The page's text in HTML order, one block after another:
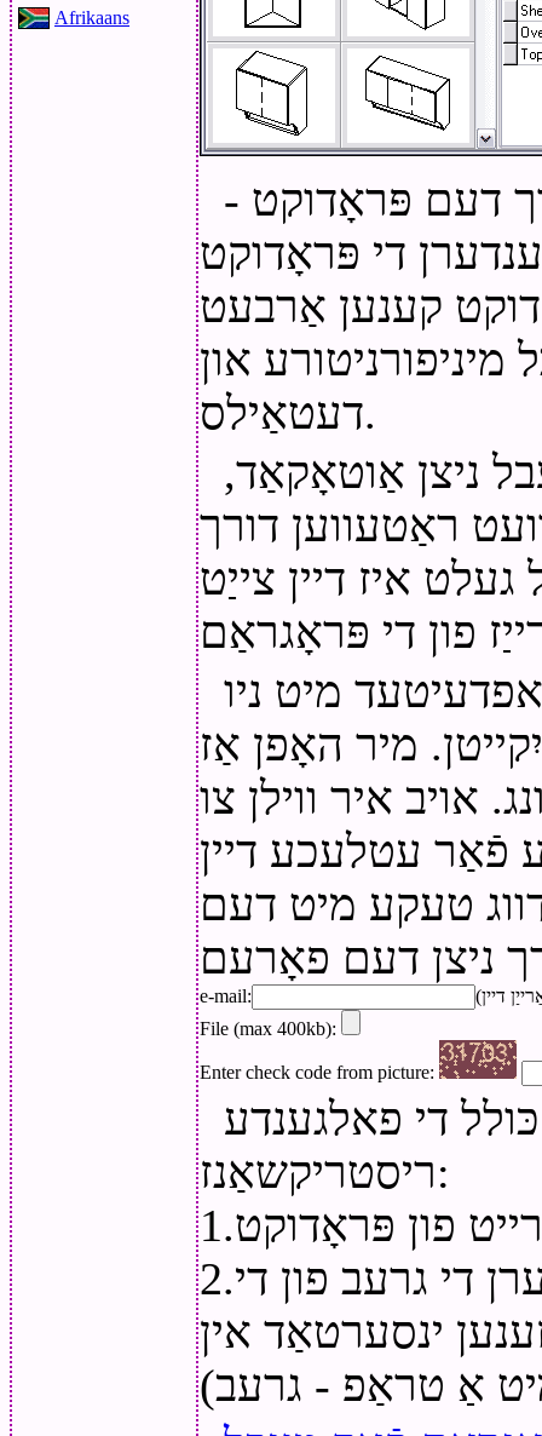
Afrikaans
דעם פּראָדוקט -
די פּראָדוקט
קענען אַרבעט
און
דעטאַילס.
ניצן אַוטאָקאַד,
ראַטעווען דורך
איז דיין צייַט
מיט ניו
מיר האָפן אַז
אויב איר ווילן צו
פֿאַר עטלעכע דיין
טעקע מיט דעם
e-mail:
File (max 400kb):
Enter check code from picture:
די פאלגענדע
ריסטריקשאַנז:
פון פּראָדוקט
2.איר קענען ניט ענדערן די גרעב פון די
ינסערטאַד אין
אַ טראַפ - גרעב)